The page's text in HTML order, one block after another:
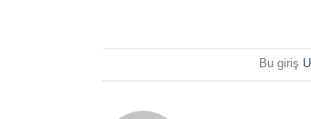
Bu giriş